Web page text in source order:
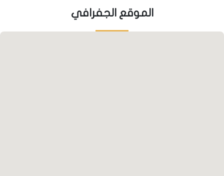
تتمثل من خلال المشاريع العمرانية لكبرى الشركات التركية،
كما تتمثل بوجود فنادق الخمس نجوم مثل شيراتون بورصة
الموقع الجفرافي